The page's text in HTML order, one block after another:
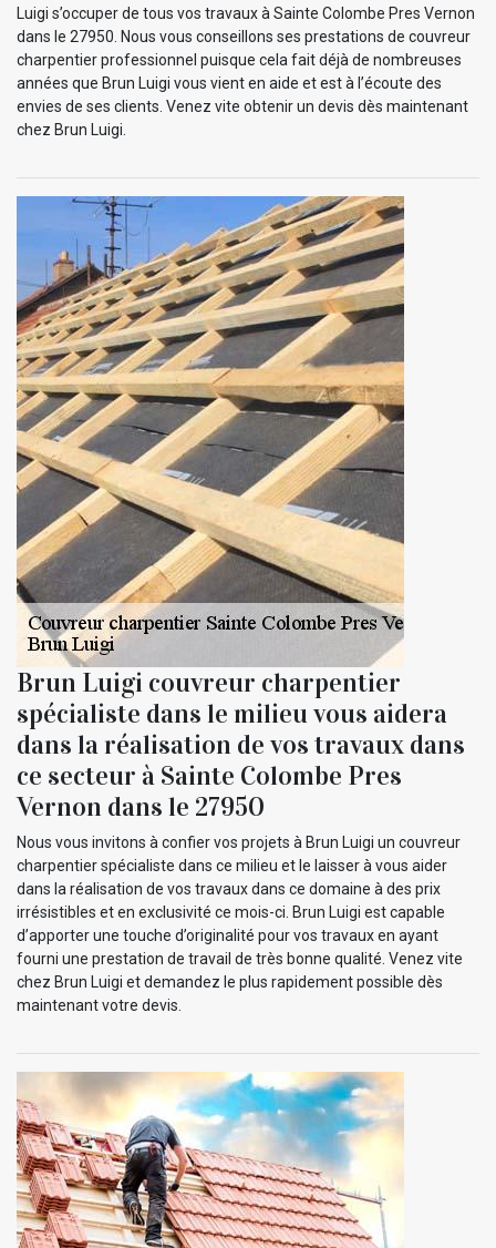
Luigi s’occuper de tous vos travaux à Sainte Colombe Pres Vernon
dans le 27950. Nous vous conseillons ses prestations de couvreur
charpentier professionnel puisque cela fait déjà de nombreuses
années que Brun Luigi vous vient en aide et est à l’écoute des
envies de ses clients. Venez vite obtenir un devis dès maintenant
chez Brun Luigi.
Brun Luigi couvreur charpentier
spécialiste dans le milieu vous aidera
dans la réalisation de vos travaux dans
ce secteur à Sainte Colombe Pres
Vernon dans le 27950
Nous vous invitons à confier vos projets à Brun Luigi un couvreur
charpentier spécialiste dans ce milieu et le laisser à vous aider
dans la réalisation de vos travaux dans ce domaine à des prix
irrésistibles et en exclusivité ce mois-ci. Brun Luigi est capable
d’apporter une touche d’originalité pour vos travaux en ayant
fourni une prestation de travail de très bonne qualité. Venez vite
chez Brun Luigi et demandez le plus rapidement possible dès
maintenant votre devis.